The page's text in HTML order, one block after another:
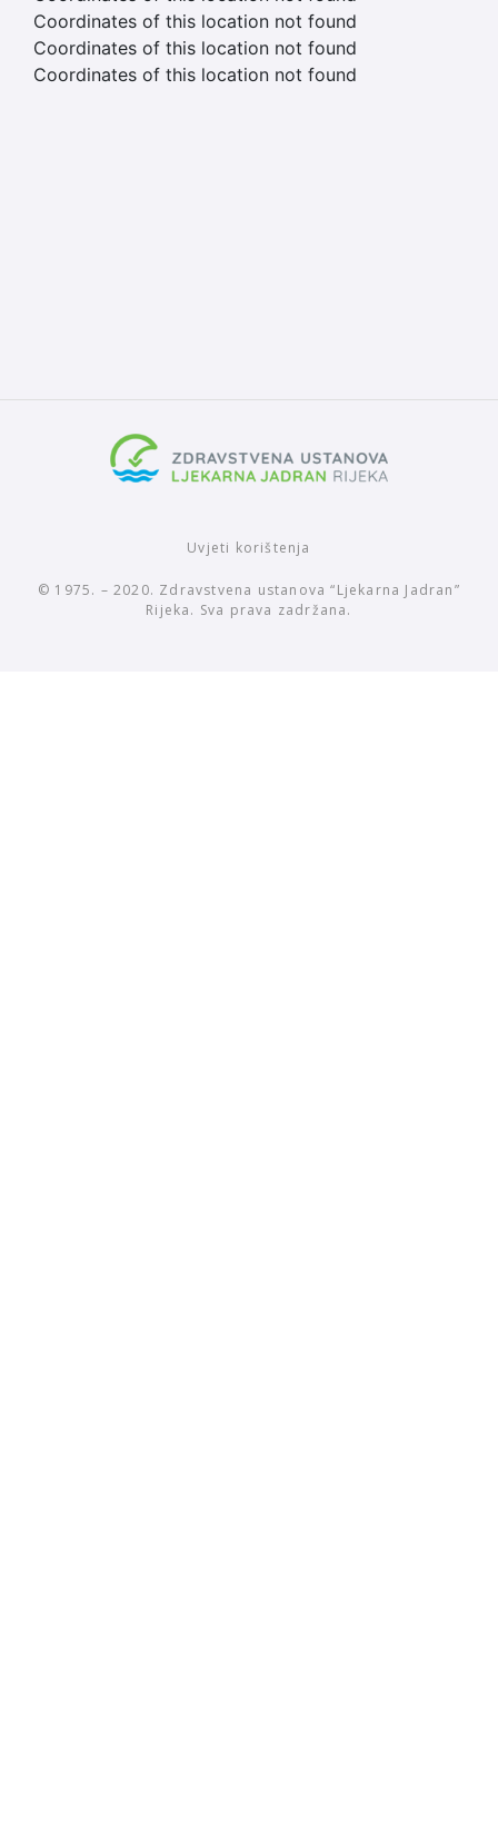
Coordinates of this location not found
Coordinates of this location not found
Coordinates of this location not found
Uvjeti korištenja
© 1975. – 2020. Zdravstvena ustanova “Ljekarna Jadran”
Rijeka. Sva prava zadržana.